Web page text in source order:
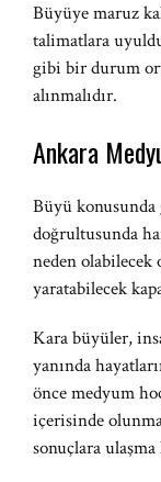
Büyüye maruz
talimatlara
gibi bir durum
alınmalıdır.
Ankara
Büyü
doğrultusunda
neden
yaratabilecek
Kara büyüler,
yanında
önce medyum
içerisinde
sonuçlara